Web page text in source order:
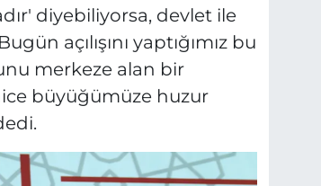
diyebiliyorsa, devlet ile
açılışını yaptığımız bu
merkeze alan bir
büyüğümüze huzur